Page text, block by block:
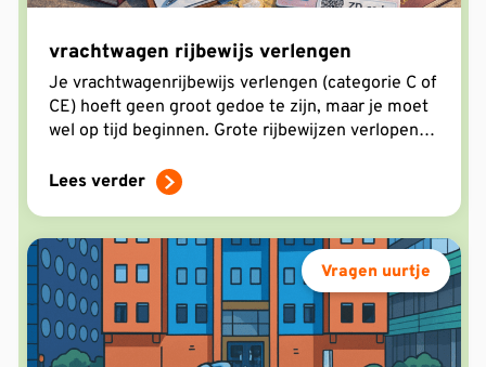
vrachtwagen rijbewijs verlengen
Je vrachtwagenrijbewijs verlengen (categorie C of
CE) hoeft geen groot gedoe te zijn, maar je moet
wel op tijd beginnen. Grote rijbewijzen verlopen
zodra het CBR je medisch rijgeschikt heeft
Lees verder
Vragen uurtje